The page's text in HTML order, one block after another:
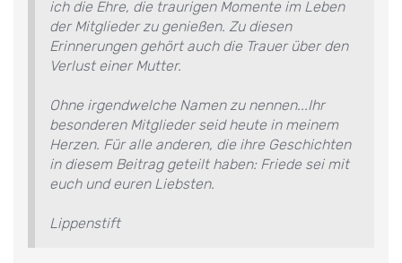
ich die Ehre, die traurigen Momente im Leben
der Mitglieder zu genießen. Zu diesen
Erinnerungen gehört auch die Trauer über den
Verlust einer Mutter.
Ohne irgendwelche Namen zu nennen...Ihr
besonderen Mitglieder seid heute in meinem
Herzen. Für alle anderen, die ihre Geschichten
in diesem Beitrag geteilt haben: Friede sei mit
euch und euren Liebsten.
Lippenstift